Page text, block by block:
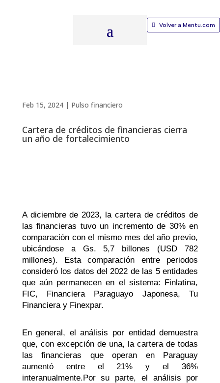
Volver a Mentu.com
Feb 15, 2024| Pulso financiero
Cartera de créditos de financieras cierra
un año de fortalecimiento
A diciembre de 2023, la cartera de créditos de
las financieras tuvo un incremento de 30% en
comparación con el mismo mes del año previo,
ubicándose a Gs. 5,7 billones (USD 782
millones). Esta comparación entre periodos
consideró los datos del 2022 de las 5 entidades
que aún permanecen en el sistema: Finlatina,
FIC, Financiera Paraguayo Japonesa, Tu
Financiera y Finexpar.
En general, el análisis por entidad demuestra
que, con excepción de una, la cartera de todas
las financieras que operan en Paraguay
aumentó entre el 21% y el 36%
interanualmente.Porsu parte, el análisis por